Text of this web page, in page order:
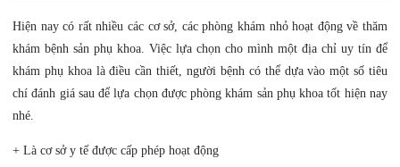
Hiện nay có rất nhiều các cơ sở, các phòng khám nhỏ hoạt động về thăm
khám bệnh sản phụ khoa. Việc lựa chọn cho mình một địa chỉ uy tín để
khám phụ khoa là điều cần thiết, người bệnh có thể dựa vào một số tiêu
chí đánh giá sau để lựa chọn được phòng khám sản phụ khoa tốt hiện nay
nhé.
+ Là cơ sở y tế được cấp phép hoạt động